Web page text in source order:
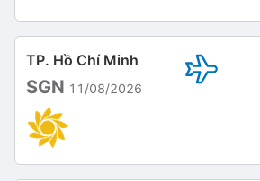
TP. Hồ Chí Minh
SGN 11/08/2026